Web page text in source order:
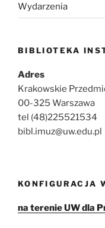
Wydarzenia
BIBLIOTEKA
Adres
Krakowskie
00-325 Warszawa
tel (48)225521534
bibl.imuz@uw.edu.pl
KONFIGURACJA
na terenie UW dla